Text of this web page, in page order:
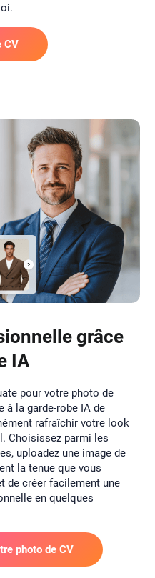
CV
grâce
IA
pour votre photo de
à la garde-robe IA de
rafraîchir votre look
Choisissez parmi les
uploadez une image de
la tenue que vous
de créer facilement une
en quelques
photo de CV